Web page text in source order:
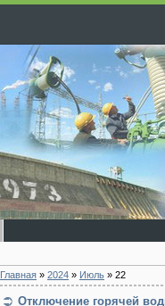
Главная » 2024 » Июль » 22
Отключение горячей